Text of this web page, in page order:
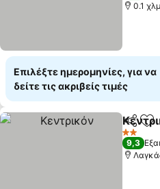
0.1
Επιλέξτε ημερομηνίες, για να
δείτε τις ακριβείς τιμές
2 Αστέρια
9,3